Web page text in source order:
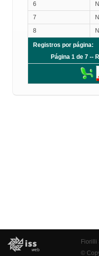
6
7
8
Registros por página:
Página 1 de 7 --
Fiorilli
©